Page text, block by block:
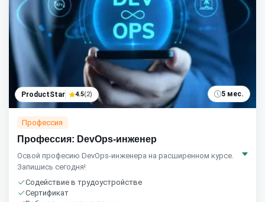
ProductStar 4.5(2) 5 мес.
Профессия
Профессия: DevOps-инженер
Освой професию DevOps-инженера на расширенном курсе.
Запишись сегодня!
Содействие в трудоустройстве
Сертификат